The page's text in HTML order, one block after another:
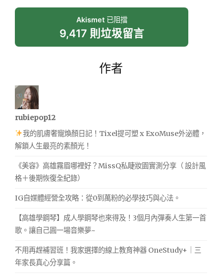
Akismet已阻擋
9,417 則垃圾留言
作者
rubiepop12
我的肌膚奢寵煥顏日記！Tixel提可塑 x ExoMuse外泌體，
解鎖人生最亮的素顏光！
《美容》高雄霧眉哪裡好？MissQ私睫妝園實測分享（ 設計風
格＋後期恢復全紀錄）
IG自媒體經營全攻略：從0到萬粉的必學技巧與心法。
【高雄學鋼琴】成人學鋼琴也來得及！3個月內彈奏人生第一首
歌。讓自己圓一場音樂夢~
不用再趕補習班！我家選擇的線上教育神器 OneStudy+｜三
年家長真心分享篇。